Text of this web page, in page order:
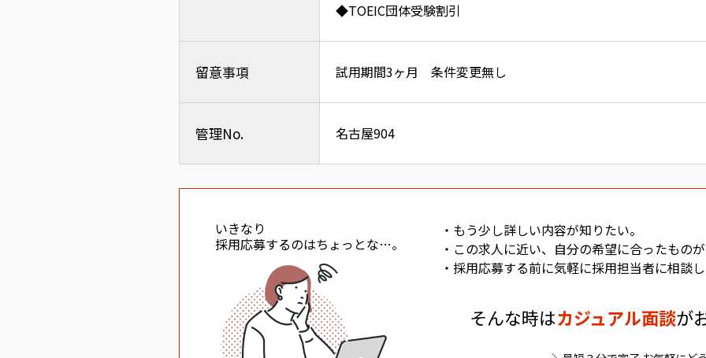
◆TOEIC団体受験割引
留意事項 試用期間3ヶ月 条件変更無し
管理No. 名古屋904
いきなり
採用応募するのはちょっとな…。
・もう少し詳しい内容が知りたい。
・この求人に近い、自分の希望に合ったもの
・採用応募する前に気軽に採用担当者に相談
そんな時はカジュアル面談が